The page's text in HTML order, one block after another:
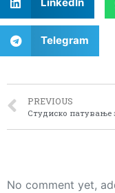
LinkedIn
Telegram
PREVIOUS
No comment yet,